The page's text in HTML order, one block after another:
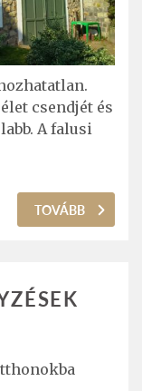
csendjét és
A falusi
TOVÁBB